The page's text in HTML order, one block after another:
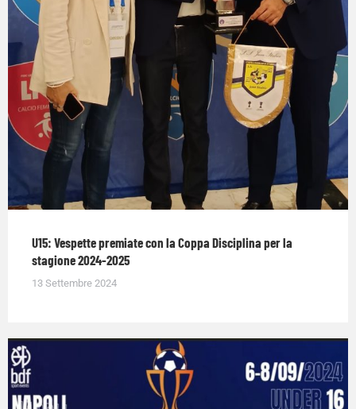
U15: Vespette premiate con la Coppa Disciplina per la
stagione 2024-2025
13 Settembre 2024